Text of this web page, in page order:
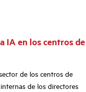
IA en los centros de
de los centros de
de los directores